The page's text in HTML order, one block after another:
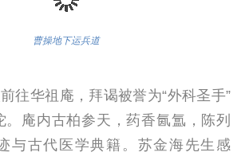
曹操地下运兵道
华祖庵，拜谒被誉为“外科圣手”
。庵内古柏参天，药香氤氲，陈列
与古代医学典籍。苏金海先生感